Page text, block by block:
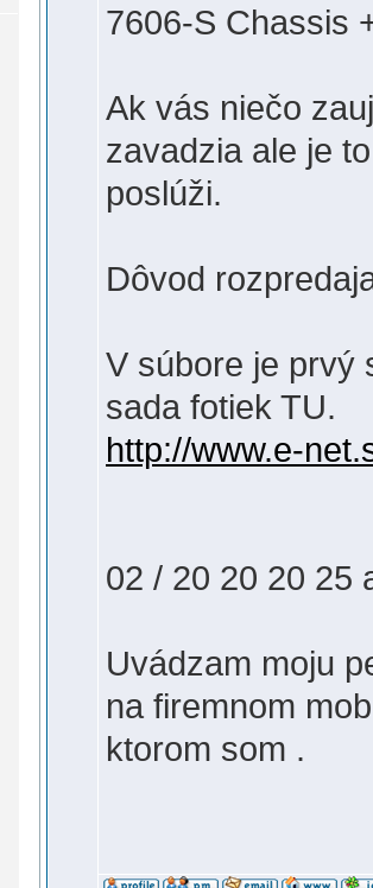
7606-S Chassis
Ak vás niečo
zavadzia ale je
poslúži.
Dôvod
V súbore je prvý
sada fotiek TU.
http://www.e-
02 / 20 20 20 25
Uvádzam moju
na firemnom
ktorom som .